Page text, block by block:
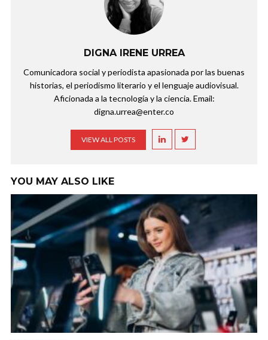
DIGNA IRENE URREA
Comunicadora social y periodista apasionada por las buenas
historias, el periodismo literario y el lenguaje audiovisual.
Aficionada a la tecnología y la ciencia. Email:
digna.urrea@enter.co
VIEW ALL POSTS
YOU MAY ALSO LIKE